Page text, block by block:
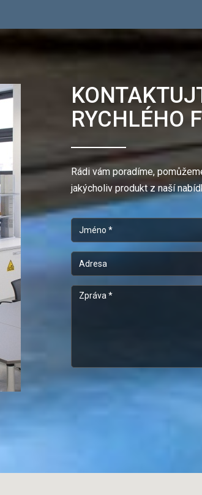
RYCHLÉHO
Rádi vám poradíme,
jakýcholiv produkt z naší